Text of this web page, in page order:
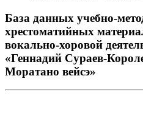
База данных учебно-
хрестоматийных
вокально-хоровой
«Геннадий Сураев-
Моратано вейсэ»